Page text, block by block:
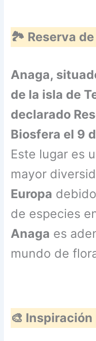
🏞️ Reserva
Anaga,
de la isla de
declarado
Biosfera el 9
Este lugar es
mayor
Europa
de especies
Anaga es
mundo de
🎨